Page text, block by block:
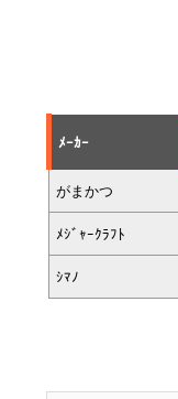
ﾒｰｶｰ
がまかつ
ﾒｼﾞｬｰｸﾗﾌﾄ
ｼﾏﾉ